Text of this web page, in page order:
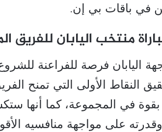
في باقات بي إن.
منتخب اليابان للفريق
اليابان فرصة للفراعنة
النقاط الأولى التي تمنح
بقوة في المجموعة، كما أنها
على مواجهة منافسيه